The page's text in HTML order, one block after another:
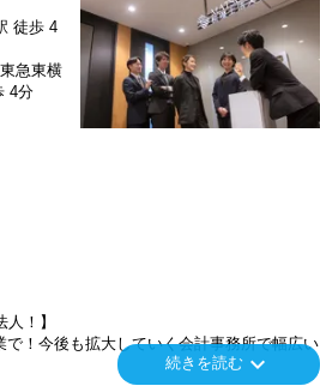
タートしました。
様が多いのが特徴です。
に励むスタッフが多く活躍しています。
ています。
この業界で何か成し遂げたい目標がある方
を目指せます】
が一つの使命です。
税務のプロとして高い信頼を獲得していき
プロフェッショナル」としての道を私たちと
徒歩 4
急東横
4分
！】
！今後も拡大していく会計事務所で幅広い
続きを読む keyboard_arrow_down